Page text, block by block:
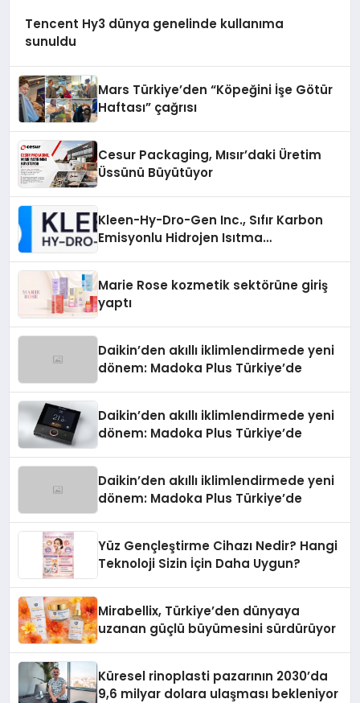
Tencent Hy3 dünya genelinde kullanıma
sunuldu
Mars Türkiye’den “Köpeğini İşe Götür
Haftası” çağrısı
Cesur Packaging, Mısır’daki Üretim
Üssünü Büyütüyor
Kleen-Hy-Dro-Gen Inc., Sıfır Karbon
Emisyonlu Hidrojen Isıtma
Marie Rose kozmetik sektörüne giriş
yaptı
Daikin’den akıllı iklimlendirmede yeni
dönem: Madoka Plus Türkiye’de
Daikin’den akıllı iklimlendirmede yeni
dönem: Madoka Plus Türkiye’de
Daikin’den akıllı iklimlendirmede yeni
dönem: Madoka Plus Türkiye’de
Yüz Gençleştirme Cihazı Nedir? Hangi
Teknoloji Sizin İçin Daha Uygun?
Mirabellix, Türkiye’den dünyaya
uzanan güçlü büyümesini sürdürüyor
Küresel rinoplasti pazarının 2030’da
9,6 milyar dolara ulaşması bekleniyor